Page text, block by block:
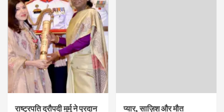
राष्ट्रपति द्रौपदी मुर्मु ने प्रदान
प्यार, साज़िश और मौत